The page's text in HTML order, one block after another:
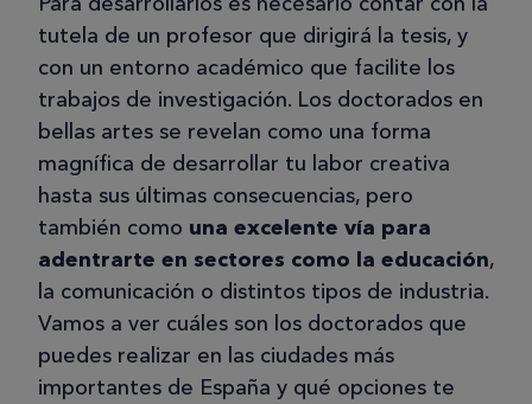
tutela de un profesor que dirigirá la tesis, y
con un entorno académico que facilite los
trabajos de investigación. Los doctorados en
bellas artes se revelan como una forma
magnífica de desarrollar tu labor creativa
hasta sus últimas consecuencias, pero
también como una excelente vía para
adentrarte en sectores como la educación,
la comunicación o distintos tipos de industria.
Vamos a ver cuáles son los doctorados que
puedes realizar en las ciudades más
importantes de España y qué opciones te